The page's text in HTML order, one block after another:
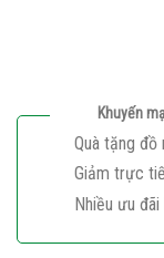
Khuyến
Quà tặng
Giảm trực
Nhiều ưu